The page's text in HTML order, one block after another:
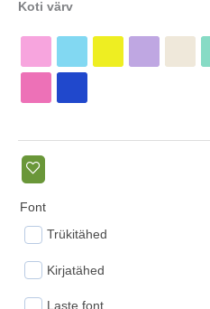
Koti värv
Font
Trükitähed
Kirjatähed
Laste font